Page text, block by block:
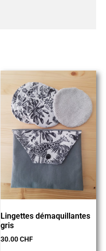
Lingettes démaquillantes
gris
30.00CHF